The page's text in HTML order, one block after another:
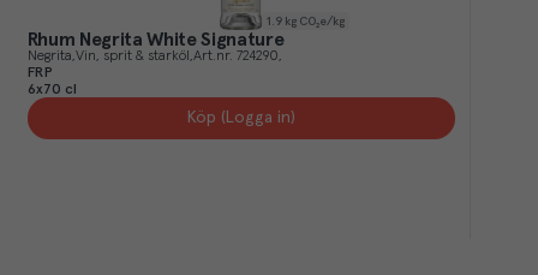
1.9 kg CO₂e/kg
Rhum Negrita White Signature
Negrita Vin, sprit & starköl Art.nr. 724290
FRP
6x70 cl
Köp (Logga in)